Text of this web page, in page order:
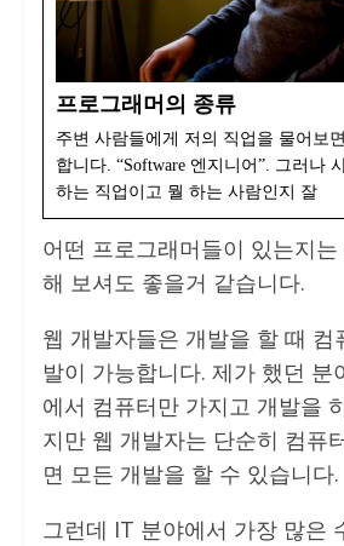
프로그래머의 종류
주변 사람들에게 저의 직업을 물어보
합니다. “Software 엔지니어”. 그러나
하는 직업이고 뭘 하는 사람인지 잘
어떤 프로그래머들이 있는지
해 보셔도 좋을거 같습니다.
웹 개발자들은 개발을 할 때 컴
발이 가능합니다. 제가 했던 분
에서 컴퓨터만 가지고 개발을
지만 웹 개발자는 단순히 컴퓨
면 모든 개발을 할 수 있습니다.
그런데 IT 분야에서 가장 많은